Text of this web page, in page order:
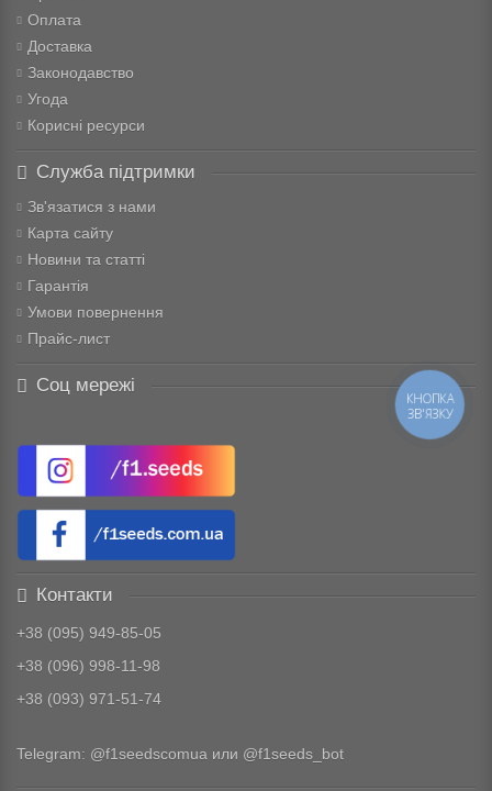
Оплата
Доставка
Законодавство
Угода
Корисні ресурси
Служба підтримки
Зв'язатися з нами
Карта сайту
Новини та статті
Гарантія
Умови повернення
Прайс-лист
Соц мережі
Контакти
+38 (095) 949-85-05
+38 (096) 998-11-98
+38 (093) 971-51-74
Telegram: @f1seedscomua или @f1seeds_bot
КНОПКА
ЗВ'ЯЗКУ